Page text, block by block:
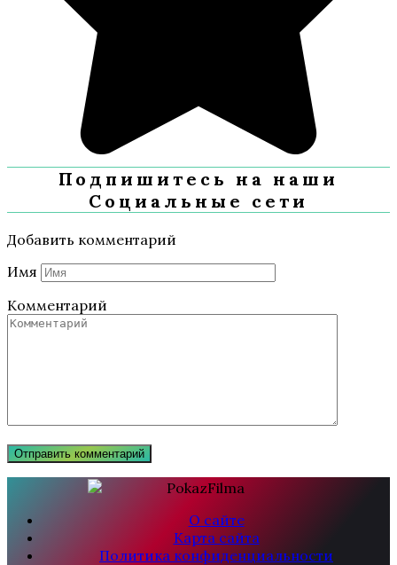
Подпишитесь на наши
Социальные сети
Добавить комментарий
Имя
Комментарий
О сайте
Карта сайта
Политика конфиденциальности